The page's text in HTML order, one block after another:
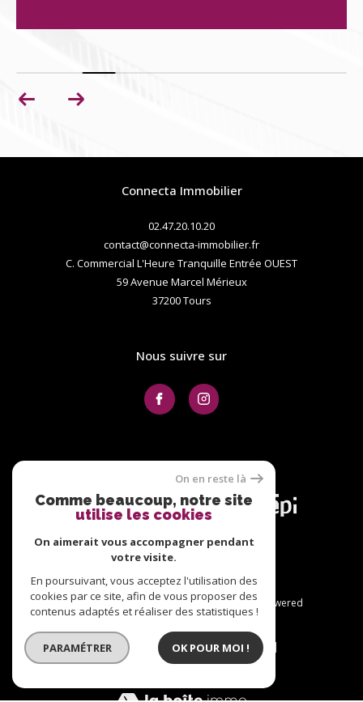
Connecta Immobilier
02.47.20.10.20
contact@connecta-immobilier.fr
C. Commercial L'Heure Tranquille Entrée OUEST
59 Avenue Marcel Mérieux
37200 tours
Nous suivre sur
Adhérents
© 2026 | Tous droits réservés | Traduction powered
by Google |
Plan du site
Nos honoraires
Mentions légales
Admin
Nos liens
Politique RGPD
Cookies
On en reste là
Comme beaucoup, notre site
utilise les cookies
On aimerait vous accompagner pendant
votre visite.
En poursuivant, vous acceptez l'utilisation des
cookies par ce site, afin de vous proposer des
contenus adaptés et réaliser des statistiques !
PARAMÉTRER OK POUR MOI !